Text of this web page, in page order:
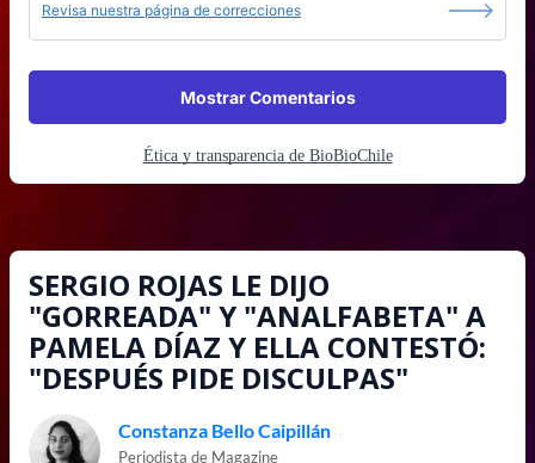
Revisa nuestra página de correcciones
Mostrar Comentarios
Ética y transparencia de BioBioChile
SERGIO ROJAS LE DIJO
"GORREADA" Y "ANALFABETA" A
PAMELA DÍAZ Y ELLA CONTESTÓ:
"DESPUÉS PIDE DISCULPAS"
Constanza Bello Caipillán
Periodista de Magazine